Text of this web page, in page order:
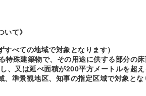
いて》
べての地域で対象となります）
特殊建築物で、その用途に供する部分の
、又は延べ面積が200平方メートルを超
準景観地区、知事の指定区域で対象とな